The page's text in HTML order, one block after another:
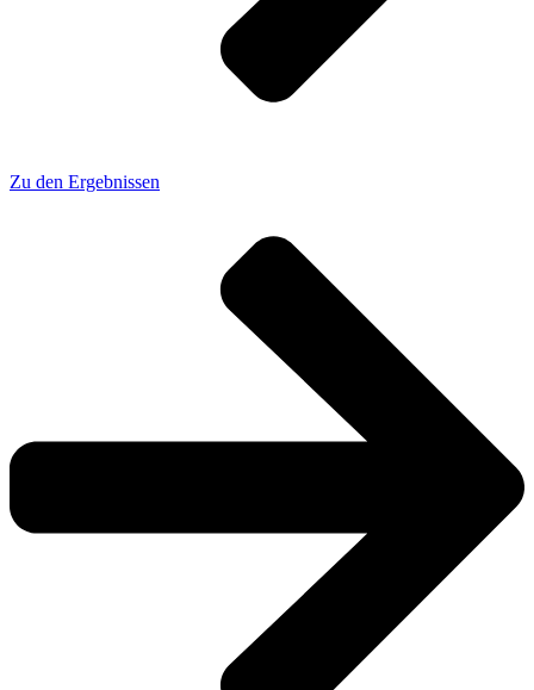
Zu den Ergebnissen